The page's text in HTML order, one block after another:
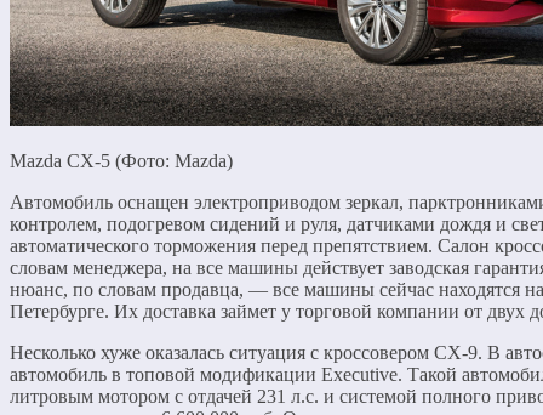
Mazda CX-5 (Фото: Mazda)
Автомобиль оснащен электроприводом зеркал,
контролем, подогревом сидений и руля, датчиками дождя и
автоматического торможения перед препятствием. Салон
словам менеджера, на все машины действует заводская
нюанс, по словам продавца, — все машины сейчас находятся
Петербурге. Их доставка займет у торговой компании от двух
Несколько хуже оказалась ситуация с кроссовером CX-9. В
автомобиль в топовой модификации Executive. Такой
литровым мотором с отдачей 231 л.с. и системой полного